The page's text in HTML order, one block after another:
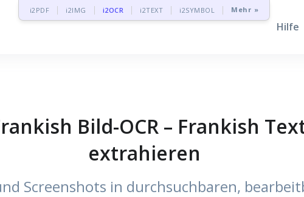
i2PDF i2IMG i2OCR i2TEXT i2SYMBOL Mehr »
Hilfe
Bild-OCR – Frankish
extrahieren
Screenshots in durchsuchbaren,